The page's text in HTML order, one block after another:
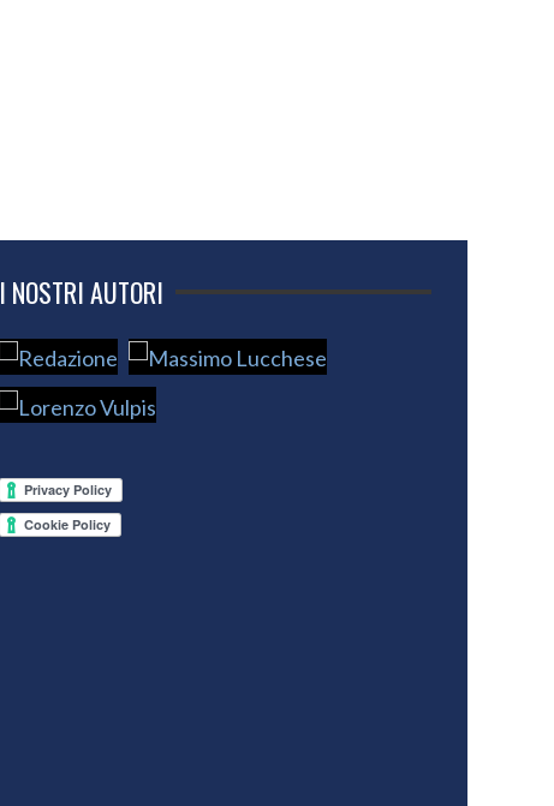
I NOSTRI AUTORI